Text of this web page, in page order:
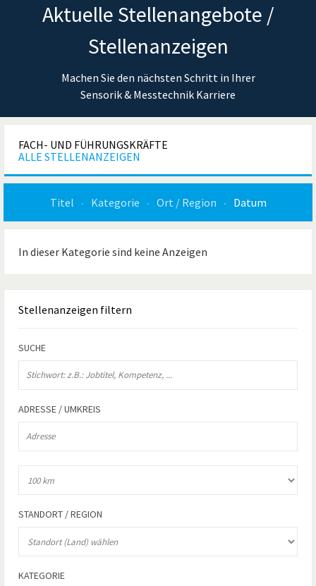
Aktuelle Stellenangebote /
Stellenanzeigen
Machen Sie den nächsten Schritt in Ihrer
Sensorik & Messtechnik Karriere
FACH- UND FÜHRUNGSKRÄFTE
ALLE STELLENANZEIGEN
Titel Kategorie Ort / Region Datum
In dieser Kategorie sind keine Anzeigen
Stellenanzeigen filtern
SUCHE
ADRESSE / UMKREIS
STANDORT / REGION
KATEGORIE